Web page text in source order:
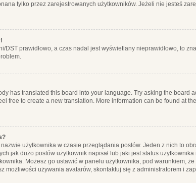
tylko przez zarejestrowanych użytkowników. Jeżeli nie jesteś
DST prawidłowo, a czas nadal jest wyświetlany nieprawidłowo, to
has translated this board into your language. Try asking the board
free to create a new translation. More information can be found at
użytkownika w czasie przeglądania postów. Jeden z nich to
jak dużo postów użytkownik napisał lub jaki jest status
Możesz go ustawić w panelu użytkownika, pod warunkiem, że
możliwości używania avatarów, skontaktuj się z administratorem i